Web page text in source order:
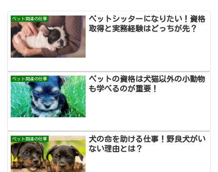
ペット関連の仕事
ペットシッターになりたい！資格
取得と実務経験はどっちが先？
ペット関連の仕事
ペットの資格は犬猫以外の小動物
も学べるのが重要！
ペット関連の仕事
犬の命を助ける仕事！野良犬がい
ない理由とは？